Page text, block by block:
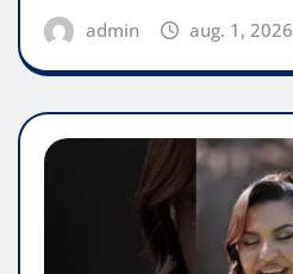
admin aug. 1, 2026